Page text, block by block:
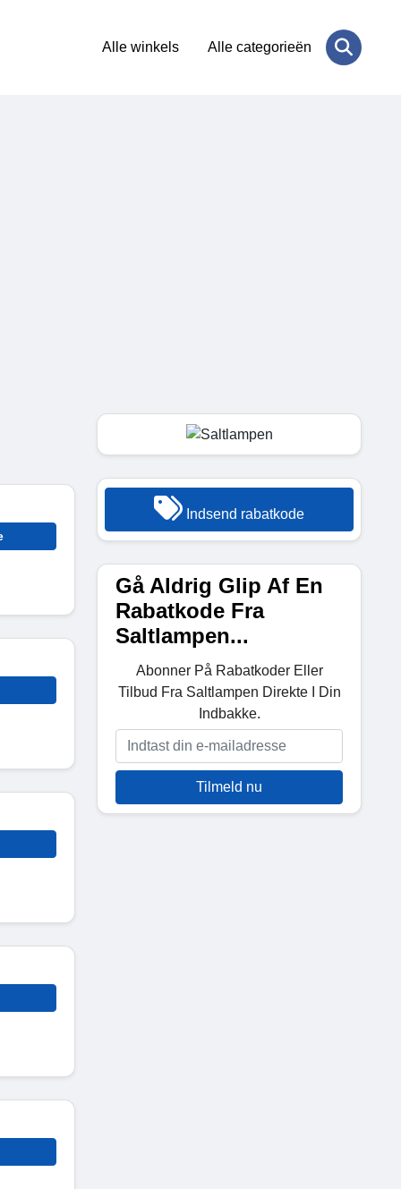
Alle winkels Alle categorieën
Indsend rabatkode
Gå Aldrig Glip Af En
Rabatkode Fra
Saltlampen...
Abonner På Rabatkoder Eller
Tilbud Fra Saltlampen Direkte I Din
Indbakke.
Tilmeld nu